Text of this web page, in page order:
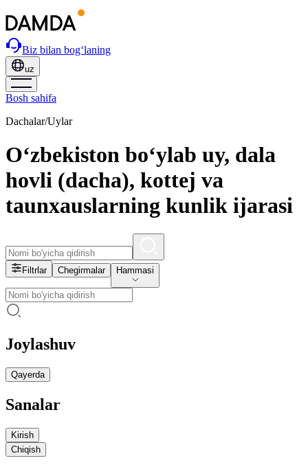
Biz bilan bog‘laning
uz
Bosh sahifa
Dachalar/Uylar
O‘zbekiston bo‘ylab uy, dala
hovli (dacha), kottej va
taunxauslarning kunlik ijarasi
Filtrlar Chegirmalar Hammasi
Joylashuv
Qayerda
Sanalar
Kirish
Chiqish